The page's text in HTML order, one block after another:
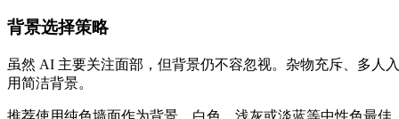
背景选择策略
虽然 AI 主要关注面部，但背景仍不容忽视。杂物充斥、多
用简洁背景。